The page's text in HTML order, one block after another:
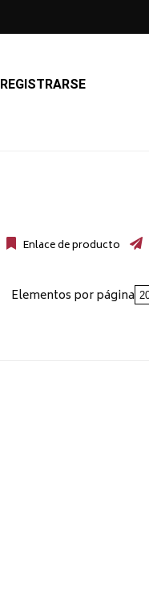
REGISTRARSE
Enlace de producto
Elementos por página